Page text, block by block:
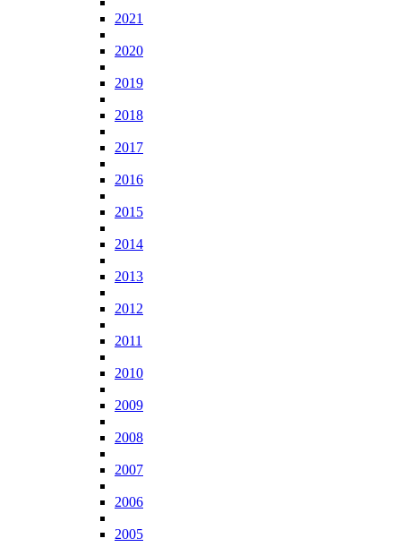
2021
2020
2019
2018
2017
2016
2015
2014
2013
2012
2011
2010
2009
2008
2007
2006
2005